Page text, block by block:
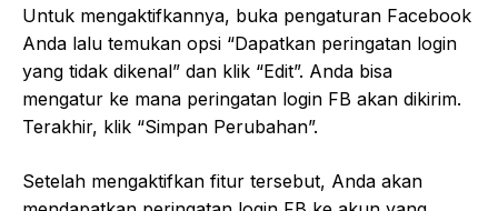
Untuk mengaktifkannya, buka pengaturan Facebook
Anda lalu temukan opsi “Dapatkan peringatan login
yang tidak dikenal” dan klik “Edit”. Anda bisa
mengatur ke mana peringatan login FB akan dikirim.
Terakhir, klik “Simpan Perubahan”.
Setelah mengaktifkan fitur tersebut, Anda akan